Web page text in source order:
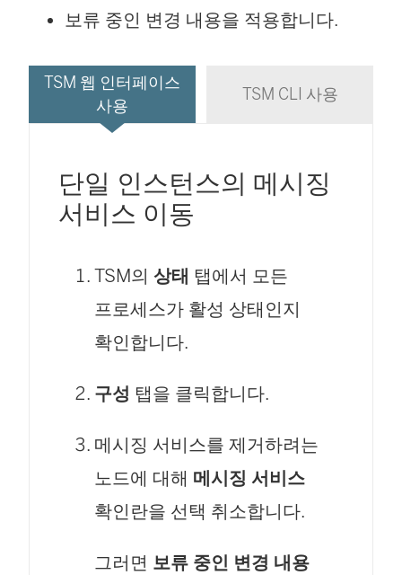
보류 중인 변경 내용을 적용합니다.
TSM 웹 인터페이스
사용
TSM CLI 사용
단일 인스턴스의 메시징
서비스 이동
TSM의 상태 탭에서 모든
프로세스가 활성 상태인지
확인합니다.
구성 탭을 클릭합니다.
메시징 서비스를 제거하려는
노드에 대해 메시징 서비스
확인란을 선택 취소합니다.
그러면 보류 중인 변경 내용